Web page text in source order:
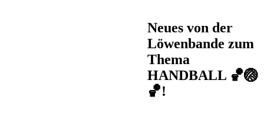
Neues von der
Löwenbande zum
Thema
HANDBALL 🏀🏐
🏀!